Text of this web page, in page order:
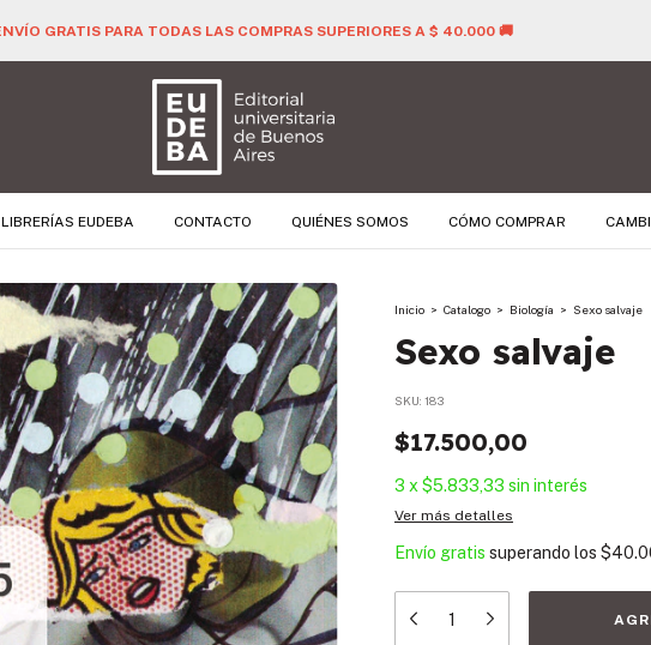
🚚 ENVÍO GRATIS PARA TODAS LAS COMPRAS SUPERIORES A $ 40.000 🚚
LIBRERÍAS EUDEBA CONTACTO QUIÉNES SOMOS CÓMO COMPRAR
Inicio > Catalogo > Biología > Sexo salvaje
Sexo salvaje
SKU: 183
$17.500,00
3 x $5.833,33 sin interés
Ver más detalles
Envío gratis superando los